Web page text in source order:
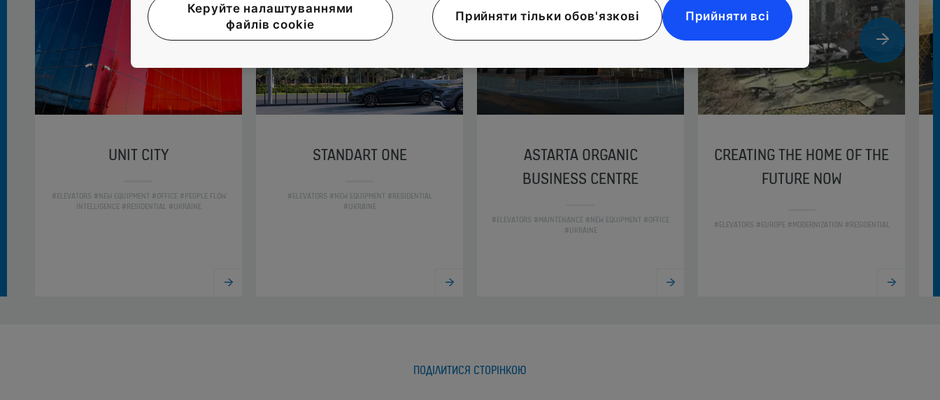
UNIT CITY
#ELEVATORS #NEW EQUIPMENT #OFFICE #PEOPLE FLOW
INTELLIGENCE #RESIDENTIAL #UKRAINE
STANDART ONE
#ELEVATORS #NEW EQUIPMENT #RESIDENTIAL
#UKRAINE
ASTARTA ORGANIC
BUSINESS CENTRE
#ELEVATORS #MAINTENANCE #NEW EQUIPMENT #OFFICE
#UKRAINE
CREATING THE HOME OF THE
FUTURE NOW
#ELEVATORS #EUROPE #MODERNIZATION #RESIDENTIAL
ПОДІЛИТИСЯ СТОРІНКОЮ
Керуйте налаштуваннями
файлів cookie
Прийняти тільки обов'язкові Прийняти всі